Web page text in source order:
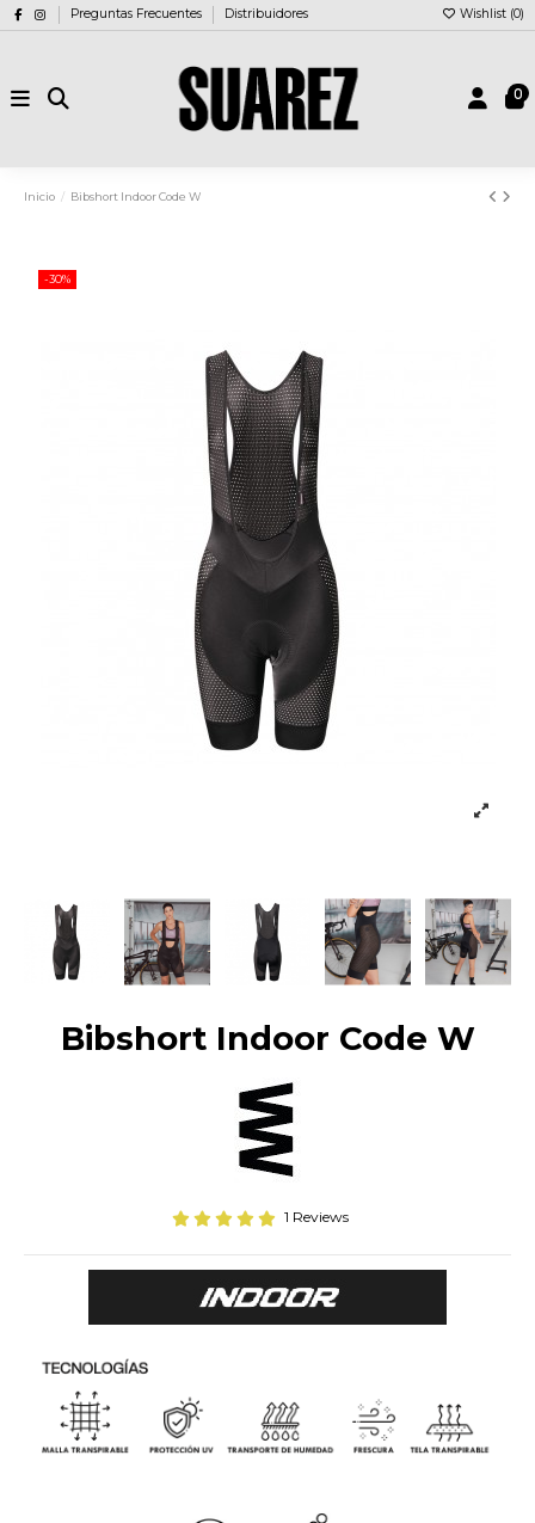
Preguntas Frecuentes Distribuidores Wishlist (0)
0
Inicio Bibshort Indoor Code W
-30%
Bibshort Indoor Code W
1 Reviews